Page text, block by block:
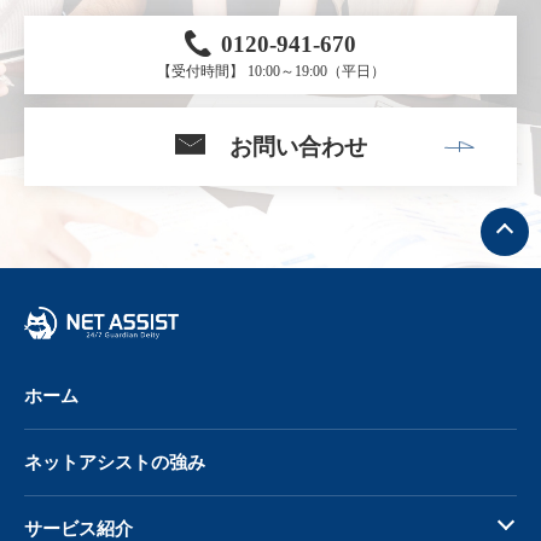
0120-941-670
【受付時間】 10:00～19:00（平日）
お問い合わせ
ト
ッ
プ
へ
ホーム
ネットアシストの強み
サービス紹介